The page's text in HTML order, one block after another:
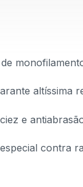
altíssima
e
contra